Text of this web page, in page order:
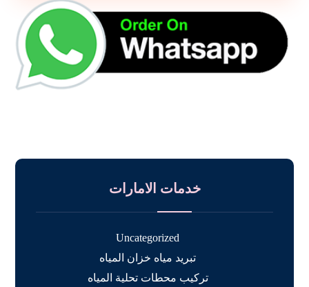
خدمات الامارات
Uncategorized
تبريد مياه خزان المياه
تركيب محطات تحلية المياه